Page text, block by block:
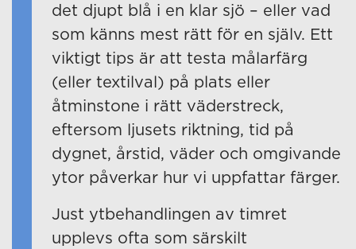
det djupt blå i en klar sjö – eller vad
som känns mest rätt för en själv. Ett
viktigt tips är att testa målarfärg
(eller textilval) på plats eller
åtminstone i rätt väderstreck,
eftersom ljusets riktning, tid på
dygnet, årstid, väder och omgivande
ytor påverkar hur vi uppfattar färger.
Just ytbehandlingen av timret
upplevs ofta som särskilt